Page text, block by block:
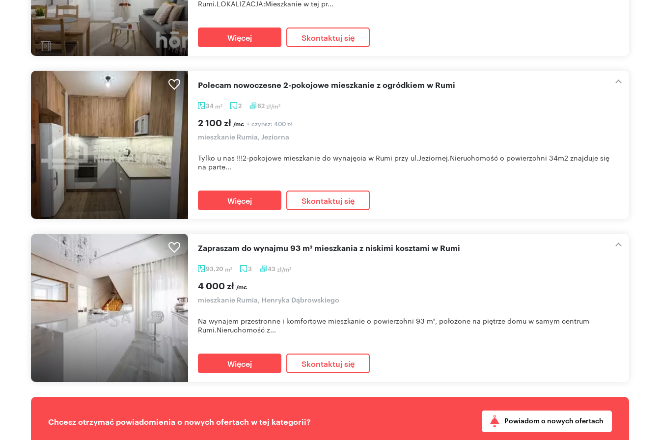
Rumi.LOKALIZACJA:Mieszkanie w tej pr...
Więcej Skontaktuj się
34 m2 2 62zł/m2
Polecam nowoczesne 2-pokojowe mieszkanie z ogródkiem w Rumi
2 100 zł /mc + czynsz: 400 zł
mieszkanie Rumia, Jeziorna
Tylko u nas !!!2-pokojowe mieszkanie do wynajęcia w Rumi przy ul.Jeziornej.Nieruchomość o powierzchni 34m2 znajduje się
na parte...
Więcej Skontaktuj się
93,20 m2 3 43 zł/m2
Zapraszam do wynajmu 93 m² mieszkania z niskimi kosztami w Rumi
4 000 zł /mc
mieszkanie Rumia, Henryka Dąbrowskiego
Na wynajem przestronne i komfortowe mieszkanie o powierzchni 93 m², położone na piętrze domu w samym centrum
Rumi.Nieruchomość z...
Więcej Skontaktuj się
Chcesz otrzymać powiadomienia o nowych ofertach w tej kategorii? Powiadom o nowych ofertach